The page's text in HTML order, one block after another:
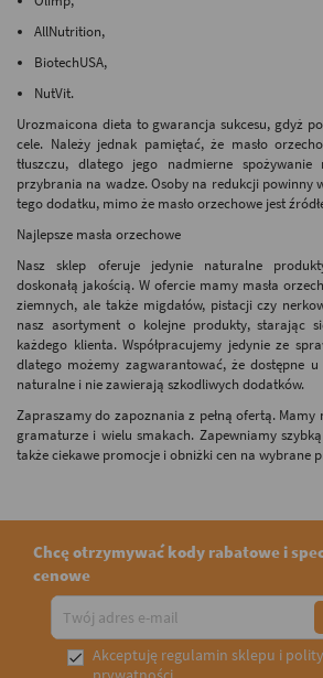
AllNutrition,
BiotechUSA,
NutVit.
Urozmaicona dieta to gwarancja sukcesu, gdyż
cele. Należy jednak pamiętać, że masło
tłuszczu, dlatego jego nadmierne
przybrania na wadze. Osoby na redukcjipowinny
tego dodatku, mimo że masło orzechowe jest
Najlepsze masła orzechowe
Naszsklep oferuje jedynie naturalne
doskonałą jakością. W ofercie mamy masła
ziemnych, ale także migdałów, pistacji czy
nasz asortyment o kolejne produkty, starając
każdego klienta. Współpracujemy jedynie ze
dlatego możemy zagwarantować, że dostępne u
naturalne i nie zawierają szkodliwych dodatków.
Zapraszamy do zapoznania z pełną ofertą. Mamy
gramaturze i wielu smakach. Zapewniamy
także ciekawe promocje i obniżki cen na wybrane
Chcę otrzymywać kody rabatowe i
cenowe
 Akceptuję regulamin sklepu i